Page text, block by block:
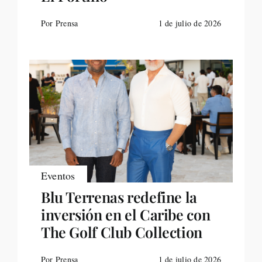
Por Prensa 1 de julio de 2026
Eventos
Blu Terrenas redefine la
inversión en el Caribe con
The Golf Club Collection
Por Prensa 1 de julio de 2026